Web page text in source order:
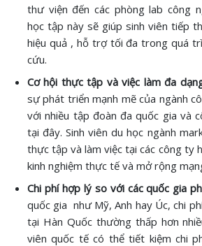
thư viện đến các phòng lab công
học tập này sẽ giúp sinh viên tiếp
hiệu quả , hỗ trợ tối đa trong quá
cứu.
Cơ hội thực tập và việc làm đa
sự phát triển mạnh mẽ của ngành
với nhiều tập đoàn đa quốc gia và
tại đây. Sinh viên du học ngành
thực tập và làm việc tại các công ty
kinh nghiệm thực tế và mở rộng
Chi phí hợp lý so với các quốc gia
quốc gia như Mỹ, Anh hay Úc, chi
tại Hàn Quốc thường thấp hơn
viên quốc tế có thể tiết kiệm chi